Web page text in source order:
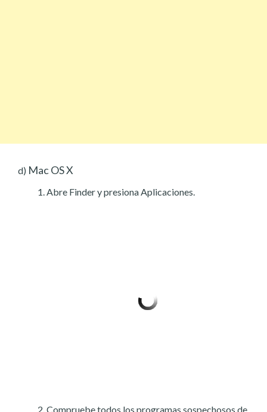
d) Mac OS X
Abre Finder y presiona Aplicaciones.
Compruebe todos los programas sospechosos de